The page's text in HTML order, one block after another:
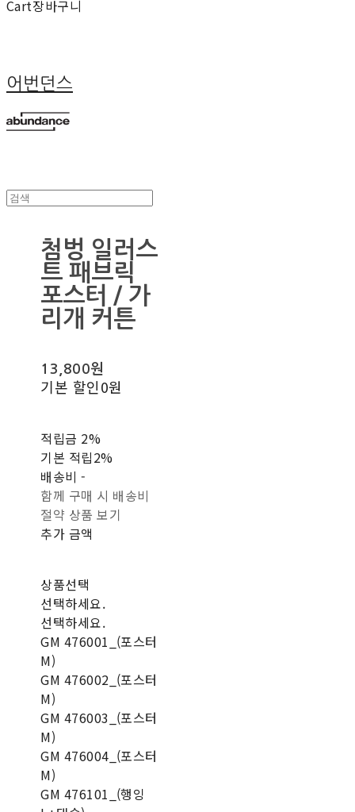
Cart장바구니
어번던스
첨벙 일러스
트 패브릭
포스터 / 가
리개 커튼
13,800원
기본 할인0원
적립금 2%
기본 적립2%
배송비-
함께 구매 시 배송비
절약 상품 보기
추가 금액
상품선택
선택하세요.
선택하세요.
GM 476001_(포스터
M)
GM 476002_(포스터
M)
GM 476003_(포스터
M)
GM 476004_(포스터
M)
GM 476101_(행잉